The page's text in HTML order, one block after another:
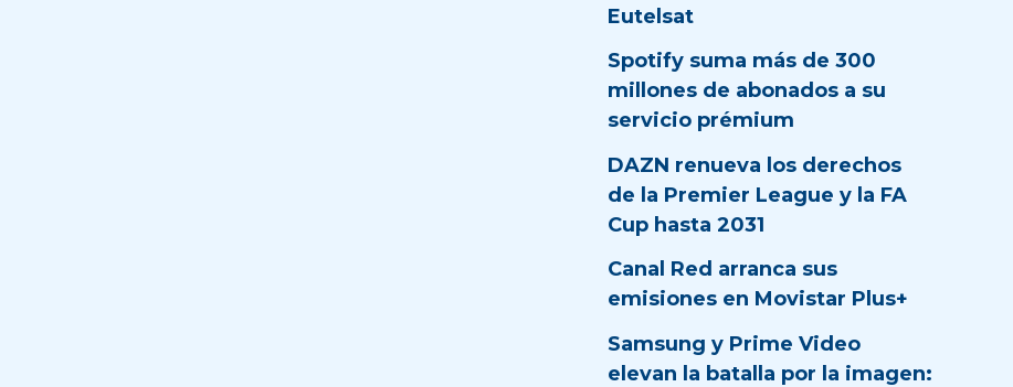
Eutelsat
Spotify suma más de 300
millones de abonados a su
servicio prémium
DAZN renueva los derechos
de la Premier League y la FA
Cup hasta 2031
Canal Red arranca sus
emisiones en Movistar Plus+
Samsung y Prime Video
elevan la batalla por la imagen: